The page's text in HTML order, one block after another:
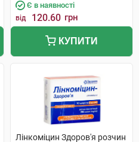
Є в наявності
від 120.60 грн
КУПИТИ
Лінкоміцин Здоров'я розчин